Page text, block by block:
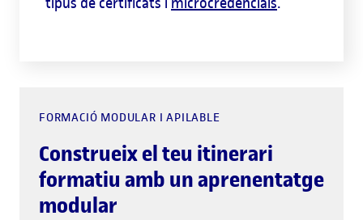
FORMACIÓ MODULAR I APILABLE
Construeix el teu itinerari
formatiu amb un aprenentatge
modular